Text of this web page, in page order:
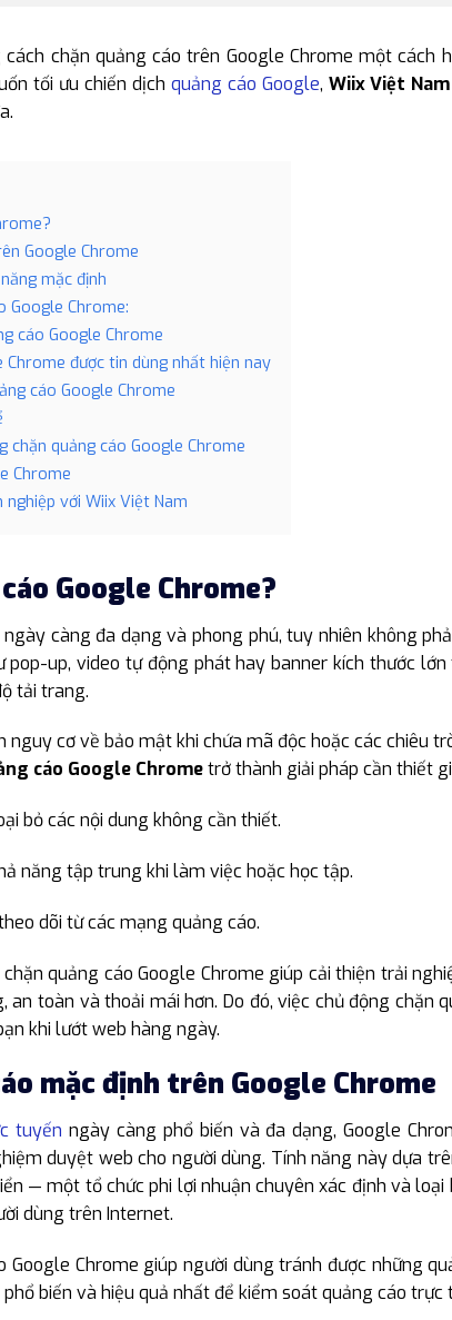
chặn quảng cáo trên Google Chrome một cách
tối ưu chiến dịch quảng cáo Google, Wiix Việt Nam
Google Chrome
mặc định
Google Chrome:
cáo Google Chrome
Chrome được tin dùng nhất hiện nay
cáo Google Chrome
quảng cáo Google Chrome
Chrome
nghiệp với Wiix Việt Nam
Google Chrome?
càng đa dạng và phong phú, tuy nhiên không
pop-up, video tự động phát hay banner kích thước
tải trang.
nguy cơ về bảo mật khi chứa mã độc hoặc các chiêu
cáo Google Chrometrở thành giải pháp cần thiết
bỏ các nội dung không cần thiết.
năng tập trung khi làm việc hoặc học tập.
dõi từ các mạng quảng cáo.
quảng cáo Google Chrome giúp cải thiện trải
toàn và thoải mái hơn. Do đó, việc chủ động chặn
khi lướt web hàng ngày.
mặc định trên Google Chrome
tuyến ngày càng phổ biến và đa dạng, Google
duyệt web cho người dùng. Tính năng này dựa
— một tổ chức phi lợi nhuận chuyên xác định và loại
dùng trên Internet.
Google Chrome giúp người dùng tránh được những
biến và hiệu quả nhất để kiểm soát quảng cáo trực